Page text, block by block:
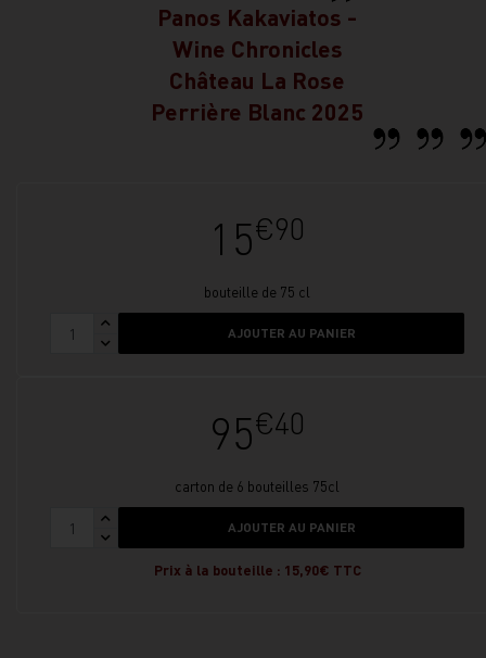
Panos Kakaviatos -
Wine Chronicles
Château La Rose
Perrière Blanc 2025
15€90
bouteille de 75 cl
AJOUTER AU PANIER
95€40
carton de 6 bouteilles 75cl
AJOUTER AU PANIER
Prix à la bouteille : 15,90€ TTC